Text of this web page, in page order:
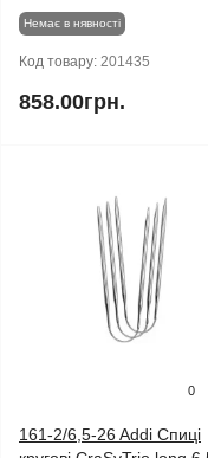
Немає в нявності
Код товару: 201435
858.00грн.
0
161-2/6,5-26 Addi Спиці